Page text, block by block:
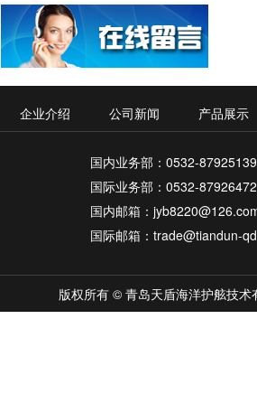
企业介绍 公司新闻 产品展示
国内业务部：0532-
国际业务部：0532-
国内邮箱：
国际邮箱：trade@tiandun-
版权所有 © 青岛天盾海洋护舷技术